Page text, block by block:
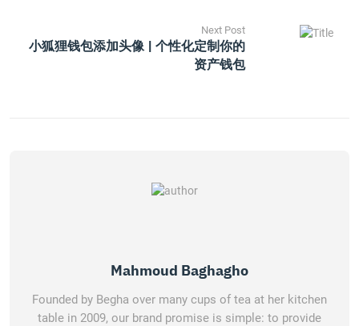
Next Post
小狐狸钱包添加头像 | 个性化定制你的
资产钱包
Mahmoud Baghagho
Founded by Begha over many cups of tea at her kitchen
table in 2009, our brand promise is simple: to provide